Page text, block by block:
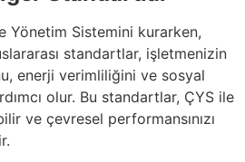
Yönetim Sistemini kurarken,
standartlar, işletmenizin
enerji verimliliğini ve sosyal
olur. Bu standartlar, ÇYS ile
ve çevresel performansınızı